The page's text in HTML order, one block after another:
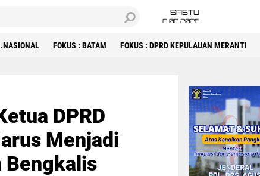
SABTU
8 08 2026
FOKUS : BATAM FOKUS : DPRD KEPULAUAN MERANTI
DPRD
Menjadi
Bengkalis